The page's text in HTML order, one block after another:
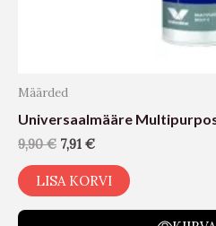
Määrded
Universaalmääre
9,90€ 7,91 €
LISA KORVI